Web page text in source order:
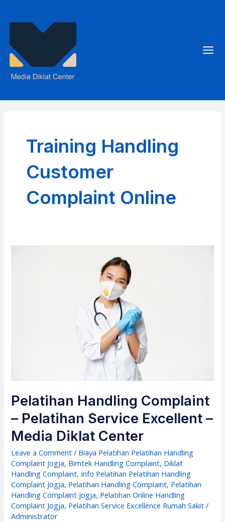
Training Handling
Customer
Complaint Online
Pelatihan Handling Complaint
– Pelatihan Service Excellent –
Media Diklat Center
Leave a Comment / Biaya Pelatihan Pelatihan Handling
Complaint Jogja, Bimtek Handling Complaint, Diklat
Handling Complaint, Info Pelatihan Pelatihan Handling
Complaint Jogja, Pelatihan Handling Complaint, Pelatihan
Handling Complaint Jogja, Pelatihan Online Handling
Complaint Jogja, Pelatihan Service Excellence Rumah Sakit /
Administrator